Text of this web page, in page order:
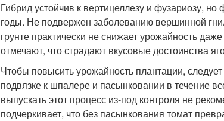
Гибрид устойчив к вертицеллезу и фузариозу,
годы. Не подвержен заболеванию вершинной
грунте практически не снижает урожайность
отмечают, что страдают вкусовые достоинства
Чтобы повысить урожайность плантации,
подвязке к шпалере и пасынковании в течение
выпускать этот процесс из-под контроля не
подчеркивает, что без пасынкования томат